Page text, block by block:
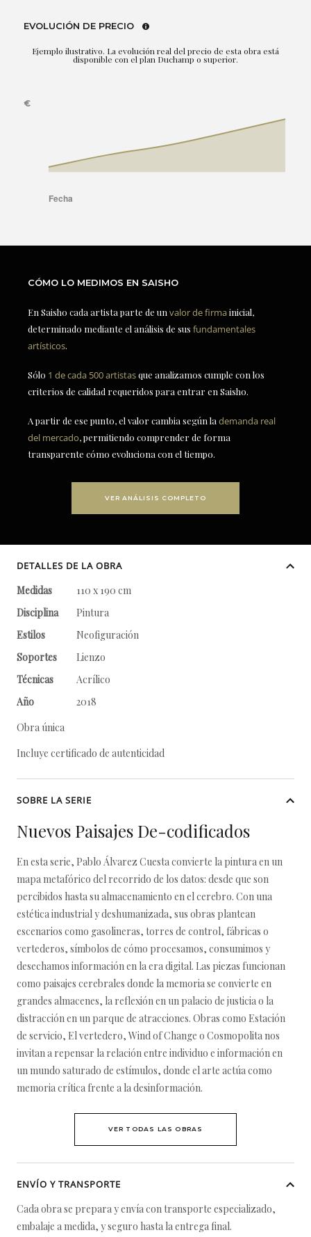
EVOLUCIÓN DE PRECIO
Ejemplo ilustrativo. La evolución real del precio de esta obra está
disponible con el plan Duchamp o superior.
CÓMO LO MEDIMOS EN SAISHO
En Saisho cada artista parte de un valor de firmainicial,
determinado mediante el análisis de sus fundamentales
artísticos.
Sólo 1 de cada 500 artistasque analizamos cumple con los
criterios de calidad requeridos para entrar en Saisho.
A partir de ese punto, el valor cambia según la demanda real
del mercado, permitiendo comprender de forma
transparente cómo evoluciona con el tiempo.
VER ANÁLISIS COMPLETO
DETALLES DE LA OBRA
Medidas
110 x 190 cm
Disciplina
Pintura
Estilos
Neofiguración
Soportes
Lienzo
Técnicas
Acrílico
Año
2018
Obra única
Incluye certificado de autenticidad
SOBRE LA SERIE
Nuevos Paisajes De-codificados
En esta serie, Pablo Álvarez Cuesta convierte la pintura en un
mapa metafórico del recorrido de los datos: desde que son
percibidos hasta su almacenamiento en el cerebro. Con una
estética industrial y deshumanizada, sus obras plantean
escenarios como gasolineras, torres de control, fábricas o
vertederos, símbolos de cómo procesamos, consumimos y
desechamos información en la era digital. Las piezas funcionan
como paisajes cerebrales donde la memoria se convierte en
grandes almacenes, la reflexión en un palacio de justicia o la
distracción en un parque de atracciones. Obras como Estación
de servicio, El vertedero, Wind of Change o Cosmopolita nos
invitan a repensar la relación entre individuo e información en
un mundo saturado de estímulos, donde el arte actúa como
memoria crítica frente a la desinformación.
VER TODAS LAS OBRAS
ENVÍO Y TRANSPORTE
Cada obra se prepara y envía con transporte especializado,
embalaje a medida, y seguro hasta la entrega final.